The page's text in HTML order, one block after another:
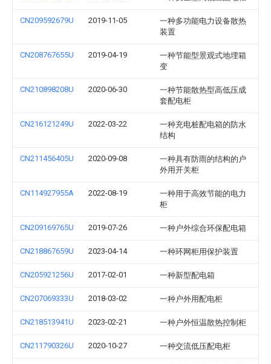
CN209592679U 2019-11-05
一种多功能电力设备散热
装置
CN208767655U 2019-04-19
一种节能型景观式地埋箱
变
CN210898208U 2020-06-30
一种节能散热型高低压成
套配电柜
CN216121249U 2022-03-22
一种充电桩配电箱的防水
结构
CN211456405U 2020-09-08
一种具有防雨的结构的户
外用开关柜
CN114927955A 2022-08-19
一种用于高效节能的电力
柜
CN209169765U 2019-07-26 一种户外综合环保配电箱
CN218867659U 2023-04-14 一种环网柜用保护装置
CN205921256U 2017-02-01 一种新型配电箱
CN207069333U 2018-03-02 一种户外用配电柜
CN218513941U 2023-02-21 一种户外恒温散热控制柜
CN211790326U 2020-10-27 一种交流低压配电柜